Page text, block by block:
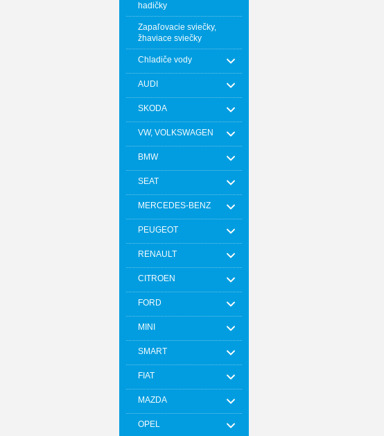
hadičky
Zapaľovacie sviečky,
žhaviace sviečky
Chladiče vody
AUDI
SKODA
VW, VOLKSWAGEN
BMW
SEAT
MERCEDES-BENZ
PEUGEOT
RENAULT
CITROEN
FORD
MINI
SMART
FIAT
MAZDA
OPEL